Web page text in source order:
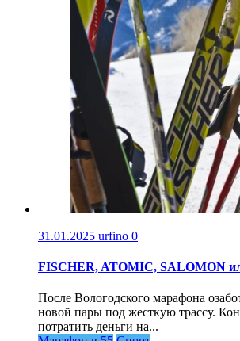
31.01.2025 urfino 0
FISCHER, ATOMIC, SALOMON
После Вологодского марафона
новой пары под жесткую трассу.
потратить деньги на...